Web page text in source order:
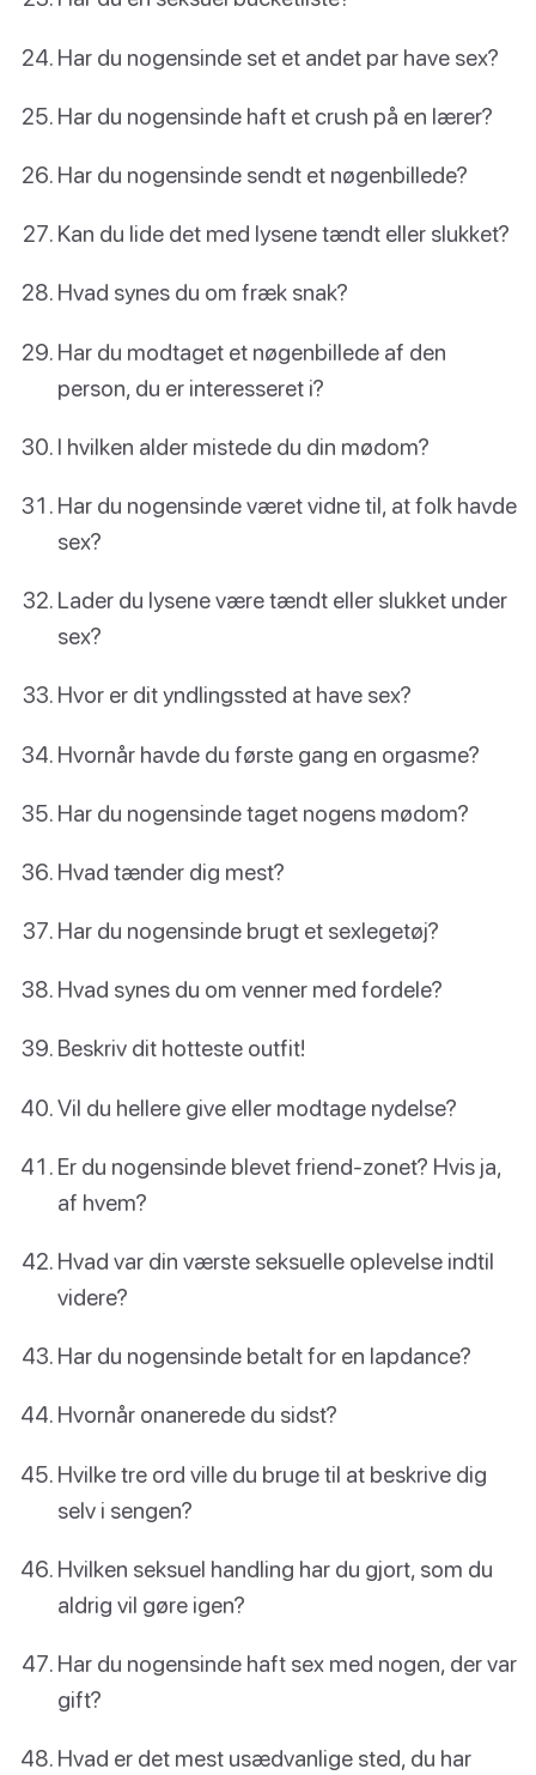
Har du nogensinde set et andet par have sex?
Har du nogensinde haft et crush på en lærer?
Har du nogensinde sendt et nøgenbillede?
Kan du lide det med lysene tændt eller slukket?
Hvad synes du om fræk snak?
Har du modtaget et nøgenbillede af den
person, du er interesseret i?
I hvilken alder mistede du din mødom?
Har du nogensinde været vidne til, at folk havde
sex?
Lader du lysene være tændt eller slukket under
sex?
Hvor er dit yndlingssted at have sex?
Hvornår havde du første gang en orgasme?
Har du nogensinde taget nogens mødom?
Hvad tænder dig mest?
Har du nogensinde brugt et sexlegetøj?
Hvad synes du om venner med fordele?
Beskriv dit hotteste outfit!
Vil du hellere give eller modtage nydelse?
Er du nogensinde blevet friend-zonet? Hvis ja,
af hvem?
Hvad var din værste seksuelle oplevelse indtil
videre?
Har du nogensinde betalt for en lapdance?
Hvornår onanerede du sidst?
Hvilke tre ord ville du bruge til at beskrive dig
selv i sengen?
Hvilken seksuel handling har du gjort, som du
aldrig vil gøre igen?
Har du nogensinde haft sex med nogen, der var
gift?
Hvad er det mest usædvanlige sted, du har